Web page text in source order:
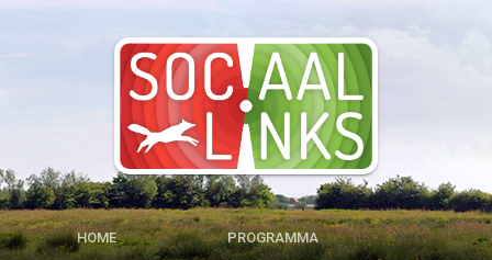
HOME PROGRAMMA